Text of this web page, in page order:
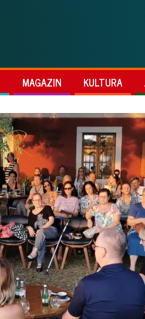
MAGAZIN KULTURA